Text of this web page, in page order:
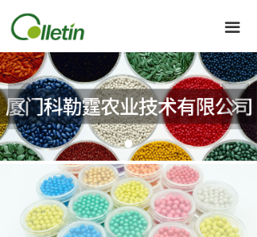
끀
넳 넲